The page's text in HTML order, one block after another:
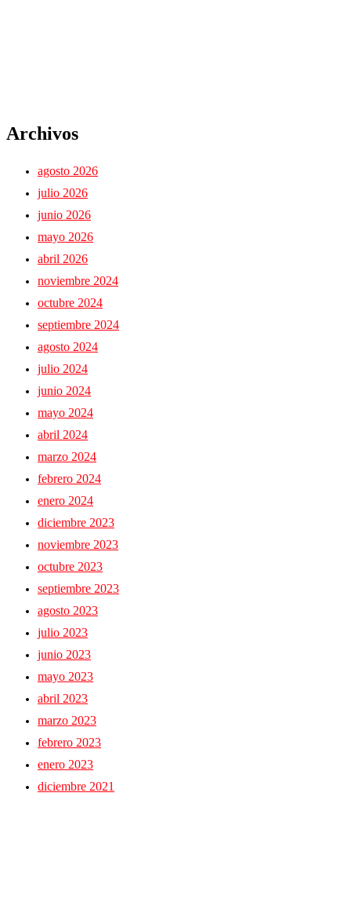
Archivos
agosto 2026
julio 2026
junio 2026
mayo 2026
abril 2026
noviembre 2024
octubre 2024
septiembre 2024
agosto 2024
julio 2024
junio 2024
mayo 2024
abril 2024
marzo 2024
febrero 2024
enero 2024
diciembre 2023
noviembre 2023
octubre 2023
septiembre 2023
agosto 2023
julio 2023
junio 2023
mayo 2023
abril 2023
marzo 2023
febrero 2023
enero 2023
diciembre 2021